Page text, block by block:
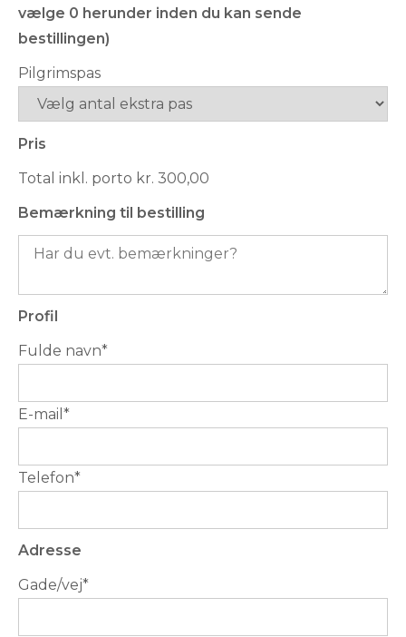
vælge 0 herunder inden du kan sende
bestillingen)
Pilgrimspas
Pris
Total inkl. porto kr. 300,00
Bemærkning til bestilling
Profil
Fulde navn*
E-mail *
Telefon*
Adresse
Gade/vej*